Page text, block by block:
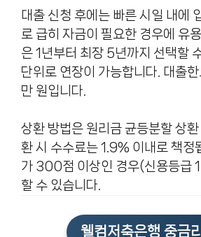
대출 신청 후에는 빠른 시일 내에
로 급히 자금이 필요한 경우에 유
은 1년부터 최장 5년까지 선택할
단위로 연장이 가능합니다. 대출
만 원입니다.
상환 방법은 원리금 균등분할 상
환 시 수수료는 1.9% 이내로 책정
가 300점 이상인 경우(신용등급
할 수 있습니다.
웰컴저축은행 중금